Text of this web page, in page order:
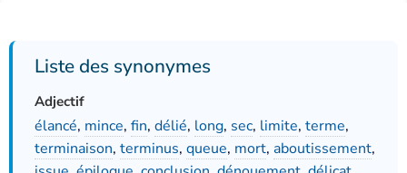
Liste des synonymes
Adjectif
élancé, mince, fin, délié, long, sec, limite, terme,
terminaison, terminus, queue, mort, aboutissement,